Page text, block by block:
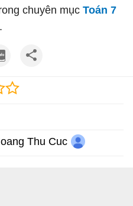
chuyên mục Toán 7
.
Thu Cuc